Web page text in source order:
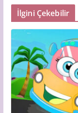
İlgini Çekebilir